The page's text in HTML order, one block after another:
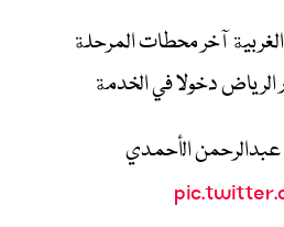
آخر محطات المرحلة
الرياض دخولا في الخدمة
عبدالرحمن الأحمدي